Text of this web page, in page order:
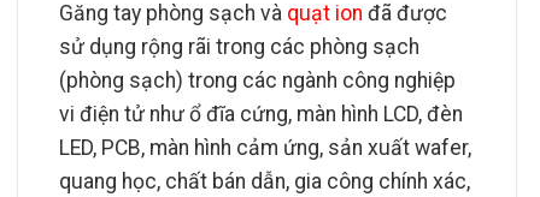
Găng tay phòng sạch và quạt ion đã được
sử dụng rộng rãi trong các phòng sạch
(phòng sạch) trong các ngành công nghiệp
vi điện tử như ổ đĩa cứng, màn hình LCD, đèn
LED, PCB, màn hình cảm ứng, sản xuất wafer,
quang học, chất bán dẫn, gia công chính xác,